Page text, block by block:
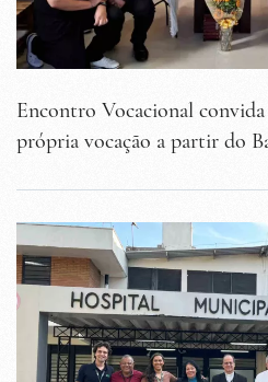
Encontro Vocacional
própria vocação a partir do